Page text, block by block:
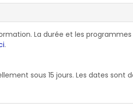
La durée et les
.
sous 15 jours. Les dates sont